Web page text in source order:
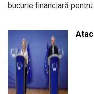
bucurie financiară